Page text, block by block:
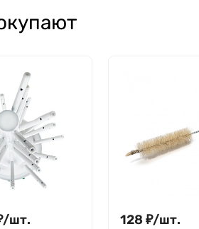
/шт. 128 ₽/шт.